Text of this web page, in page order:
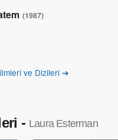
(1987)
ve Dizileri ➔
- Laura Esterman